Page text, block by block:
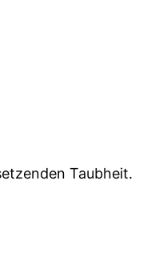
Taubheit.